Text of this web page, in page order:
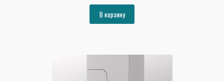
составляла
27463₽.
В корзину